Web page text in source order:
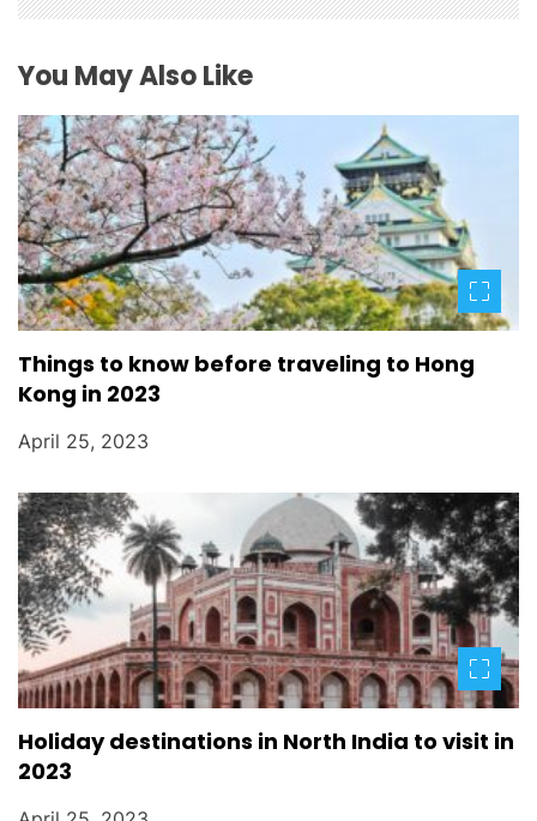
n
You May Also Like
Things to know before traveling to Hong
Kong in 2023
April 25, 2023
Holiday destinations in North India to visit in
2023